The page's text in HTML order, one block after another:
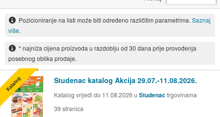
Pozicioniranje na listi može biti određeno različitim parametrima. Saznaj
više.
* najniža cijena proizvoda u razdoblju od 30 dana prije provođenja
posebnog oblika prodaje.
Studenac katalog Akcija 29.07.-11.08.2026.
Katalog vrijedi do 11.08.2026 u Studenactrgovinama
39 stranica
Katalog